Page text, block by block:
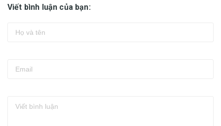
Viết bình luận của bạn: